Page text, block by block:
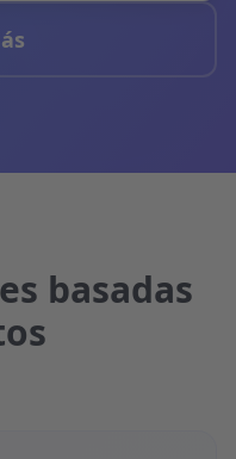
basadas